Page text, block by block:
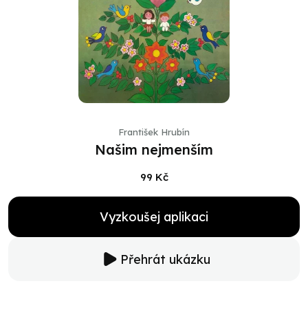
František Hrubín
Našim nejmenším
99 Kč
Vyzkoušej aplikaci
Přehrát ukázku